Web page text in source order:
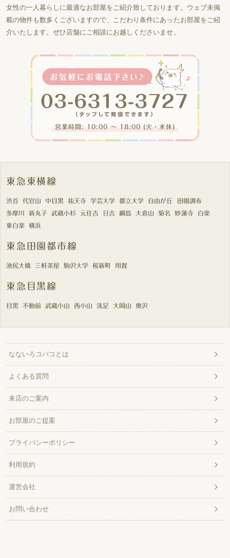
女性の一人暮らしに最適なお部屋をご紹介致しております。ウェブ未掲
載の物件も数多くございますので、こだわり条件にあったお部屋をご紹
介いたします。ぜひ店舗にご相談にお越しくださいませ。
営業時間: 10:00 〜 18:00 (火・水休)
東急東横線
渋谷 代官山 中目黒 祐天寺 学芸大学 都立大学 自由が丘
田園調布
多摩川
新丸子 武蔵小杉 元住吉 日吉 綱島 大倉山 菊名 妙蓮寺
白楽
東白楽
横浜
東急田園都市線
池尻大橋 三軒茶屋 駒沢大学 桜新町 用賀
東急目黒線
目黒 不動前 武蔵小山 西小山 洗足 大岡山 奥沢
なないろコバコとは
よくある質問
来店のご案内
お部屋のご提案
プライバシーポリシー
利用規約
運営会社
お問い合わせ